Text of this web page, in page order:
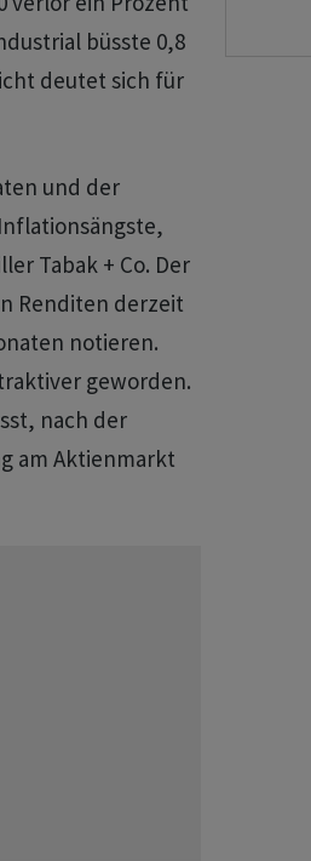
büsste 0,8
deutet sich für
und der
Tabak + Co. Der
Renditen derzeit
notieren.
geworden.
nach der
am Aktienmarkt